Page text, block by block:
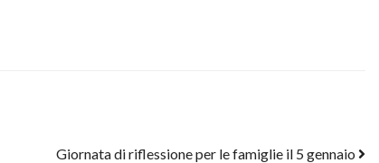
Giornata di riflessione per le famiglie il 5 gennaio